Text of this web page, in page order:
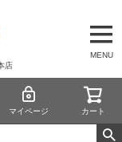
MENU
店
マイページ カート